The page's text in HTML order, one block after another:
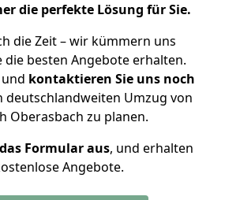
die perfekte Lösung für Sie.
die Zeit – wir kümmern uns
die besten Angebote erhalten.
kontaktieren Sie uns noch
deutschlandweiten Umzug von
Oberasbach zu planen.
Formular aus, und erhalten
Angebote.